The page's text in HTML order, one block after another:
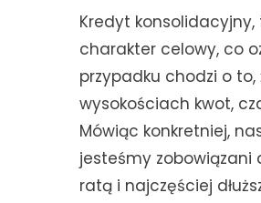
Kredyt
charakter celowy, co
przypadku chodzi o
wysokościach kwot,
Mówiąc konkretniej,
jesteśmy zobowiązani
ratą i najczęściej